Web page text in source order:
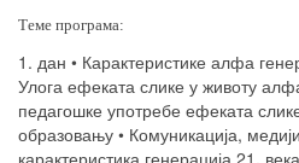
Теме програма:
1. дан • Карактеристике алфа
Улога ефеката слике у животу
педагошке употребе ефеката
образовању • Комуникација,
карактеристика генерација 21.